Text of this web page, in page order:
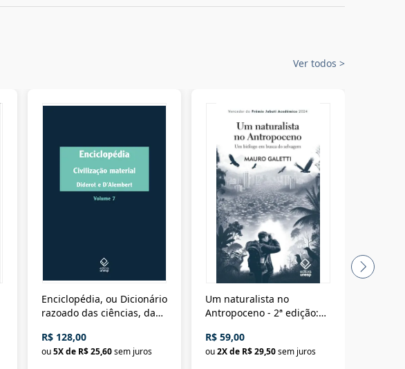
Ver todos >
Enciclopédia, ou Dicionário
razoado das ciências, das
Civilização material
R$ 128,00
ou5X de R$ 25,60sem juros
Um naturalista no
Antropoceno - 2ª edição:
selvagem
R$ 59,00
ou2X de R$ 29,50sem juros